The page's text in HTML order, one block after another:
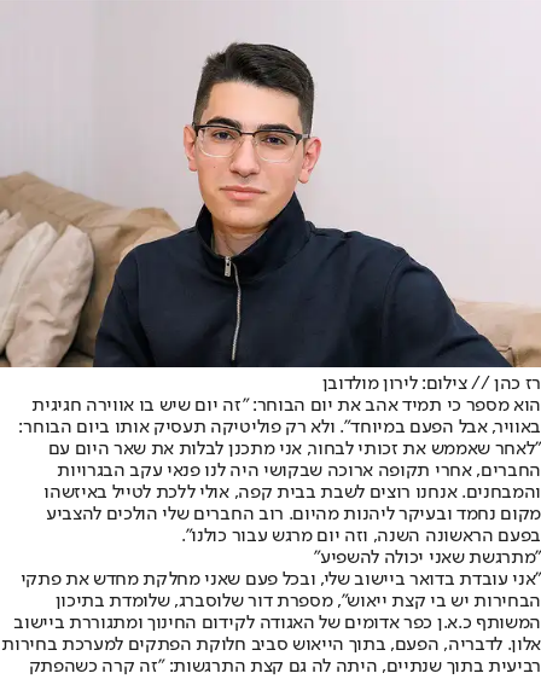
רז כהן // צילום: לירון מולדובן
הוא מספר כי תמיד אהב את יום הבוחר: "זה יום שיש בו אווירה חגיגית
באוויר, אבל הפעם במיוחד". ולא רק פוליטיקה תעסיק אותו ביום הבוחר:
"לאחר שאממש את זכותי לבחור, אני מתכנן לבלות את שאר היום עם
החברים, אחרי תקופה ארוכה שבקושי היה לנו פנאי עקב הבגרויות
והמבחנים. אנחנו רוצים לשבת בבית קפה, אולי ללכת לטייל באיזשהו
מקום נחמד ובעיקר ליהנות מהיום. רוב החברים שלי הולכים להצביע
בפעם הראשונה השנה, וזה יום מרגש עבור כולנו".
"מתרגשת שאני יכולה להשפיע"
"אני עובדת בדואר ביישוב שלי, ובכל פעם שאני מחלקת מחדש את פתקי
הבחירות יש בי קצת ייאוש", מספרת דור שלוסברג, שלומדת בתיכון
המשותף כ.א.ן כפר אדומים של האגודה לקידום החינוך ומתגוררת ביישוב
אלון. לדבריה, הפעם, בתוך הייאוש סביב חלוקת הפתקים למערכת בחירות
רביעית בתוך שנתיים, היתה לה גם קצת התרגשות: "זה קרה כשהפתק